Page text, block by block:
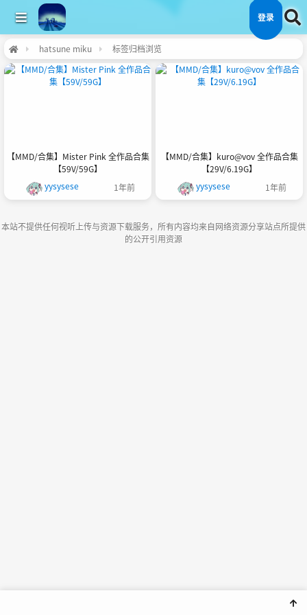
登录
hatsune miku 标签归档浏览
【MMD/合集】Mister Pink 全作品合集
【59V/59G】
yysysese
1年前
【MMD/合集】kuro@vov 全作品合集
【29V/6.19G】
yysysese
1年前
本站不提供任何视听上传与资源下载服务，所有内容均来自网络资源分享站点所提供
的公开引用资源